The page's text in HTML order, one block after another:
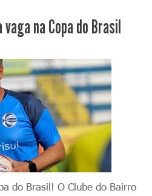
na Copa do Brasil
do Brasil! O Clube do Bairro